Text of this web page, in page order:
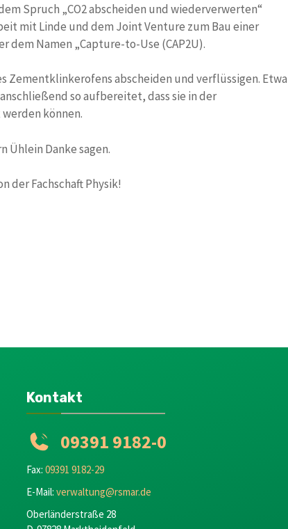
Spruch „CO2 abscheiden und wiederverwerten“
mit Linde und dem Joint Venture zum Bau einer
Namen „Capture-to-Use (CAP2U).
Zementklinkerofens abscheiden und verflüssigen.
so aufbereitet, dass sie in der
können.
Ühlein Danke sagen.
der Fachschaft Physik!
Kontakt
09391 9182-0
Fax: 09391 9182-29
E-Mail: verwaltung@rsmar.de
Oberländerstraße 28